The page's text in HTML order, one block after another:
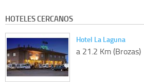
HOTELES CERCANOS
Hotel La Laguna
a 21.2 Km (Brozas)